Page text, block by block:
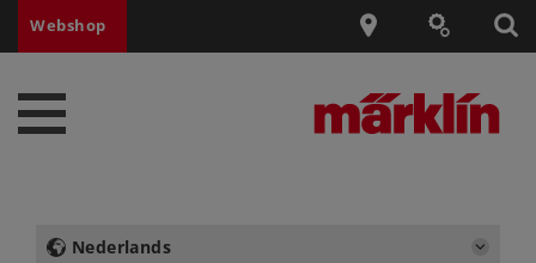
Webshop
Nederlands